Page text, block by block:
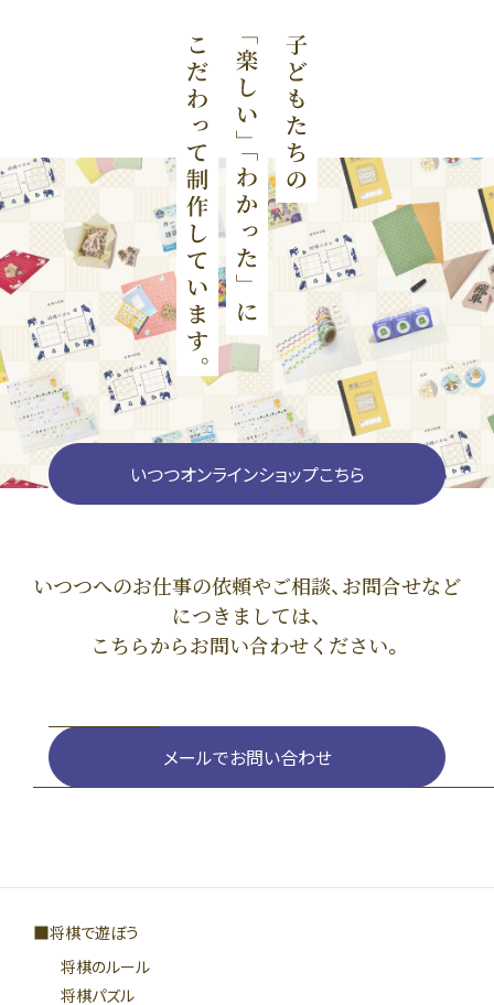
いつつオンラインショップこちら
いつつへのお仕事の依頼やご相談、お問合せなど
につきましては、
こちらからお問い合わせください。
メールでお問い合わせ
将棋で遊ぼう
将棋のルール
将棋パズル